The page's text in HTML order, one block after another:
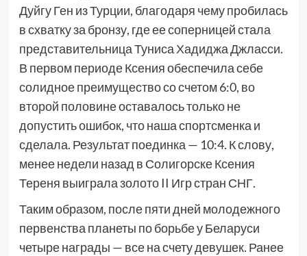
Дуйгу Ген из Турции, благодаря чему пробилась
в схватку за бронзу, где ее соперницей стала
представительница Туниса Хадиджа Джласси.
В первом периоде Ксения обеспечила себе
солидное преимущество со счетом 6:0, во
второй половине оставалось только не
допустить ошибок, что наша спортсменка и
сделала. Результат поединка — 10:4. К слову,
менее недели назад в Солигорске Ксения
Тереня выиграла золото II Игр стран СНГ.
Таким образом, после пяти дней молодежного
первенства планеты по борьбе у Беларуси
четыре награды — все на счету девушек. Ранее